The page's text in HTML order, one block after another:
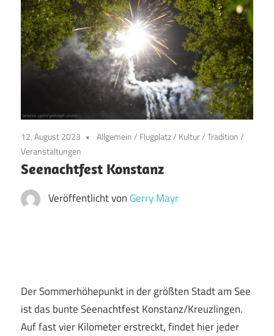
12. August 2023 Allgemein/ Flugplatz/ Kultur/Tradition/
Veranstaltungen
Seenachtfest Konstanz
Veröffentlicht von Gerry Mayr
Der Sommerhöhepunkt in der größten Stadt am See
ist das bunte Seenachtfest Konstanz/Kreuzlingen.
Auf fast vier Kilometer erstreckt, findet hier jeder